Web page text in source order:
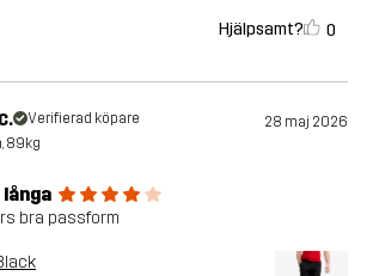
Hjälpsamt? 0
Verifierad köpare 28 maj 2026
89kg
långa
bra passform